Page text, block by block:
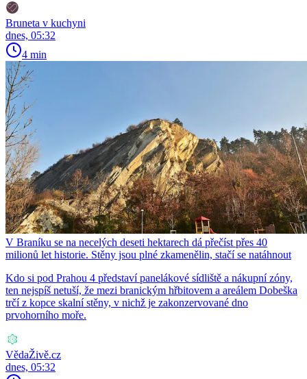
Bruneta v kuchyni
dnes, 05:32
4 min
V Braníku se na necelých deseti hektarech dá přečíst přes 40
milionů let historie. Stěny jsou plné zkamenělin, stačí se natáhnout
Kdo si pod Prahou 4 představí panelákové sídliště a nákupní zóny,
ten nejspíš netuší, že mezi branickým hřbitovem a areálem Dobeška
trčí z kopce skalní stěny, v nichž je zakonzervované dno
prvohorního moře.
VědaŽivě.cz
dnes, 05:32